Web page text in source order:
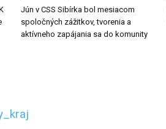
Jún v CSS Sibírka bol mesiacom
spoločných zážitkov, tvorenia a
aktívneho zapájania sa do komunity